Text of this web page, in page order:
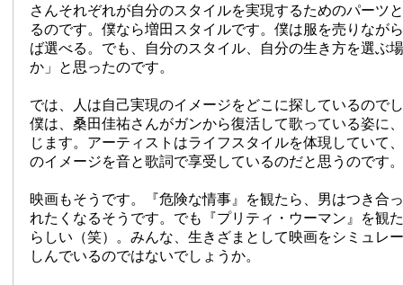
さんそれぞれが自分のスタイルを実現するためのパーツ
るのです。僕なら増田スタイルです。僕は服を売りなが
ば選べる。でも、自分のスタイル、自分の生き方を選ぶ
か」と思ったのです。
では、人は自己実現のイメージをどこに探しているので
僕は、桑田佳祐さんがガンから復活して歌っている姿に
じます。アーティストはライフスタイルを体現していて
のイメージを音と歌詞で享受しているのだと思うのです。
映画もそうです。『危険な情事』を観たら、男はつき合
れたくなるそうです。でも『プリティ・ウーマン』を観
らしい（笑）。みんな、生きざまとして映画をシミュレ
しんでいるのではないでしょうか。